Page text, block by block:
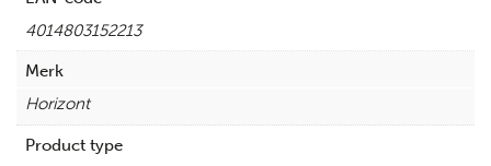
4014803152213
Merk
Horizont
Product type